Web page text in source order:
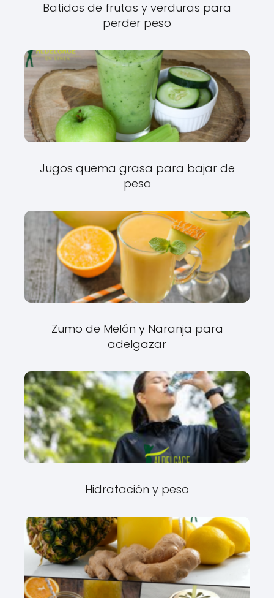
Batidos de frutas y verduras para
perder peso
Jugos quema grasa para bajar de
peso
Zumo de Melón y Naranja para
adelgazar
Hidratación y peso